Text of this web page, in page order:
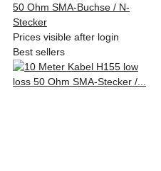
50 Ohm SMA-Buchse / N-
Stecker
Prices visible after login
Best sellers